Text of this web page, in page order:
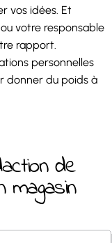
vos idées. Et
ou votre responsable
rapport.
personnelles
donner du poids à
de